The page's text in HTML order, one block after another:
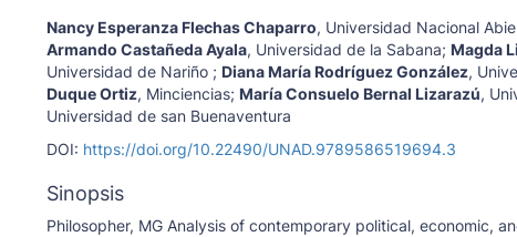
Nancy Esperanza Flechas Chaparro, Universidad Nacional
Armando Castañeda Ayala, Universidad de la Sabana; Magda
Universidad de Nariño ; Diana María Rodríguez González,
Duque Ortiz, Minciencias; María Consuelo Bernal Lizarazú,
Universidad de san Buenaventura
DOI: https://doi.org/10.22490/UNAD.9789586519694.3
Sinopsis
Philosopher, MG Analysis of contemporary political, economic,